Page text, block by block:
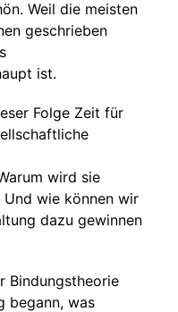
Weil die meisten
geschrieben
ist.
Folge Zeit für
wird sie
wie können wir
dazu gewinnen
Bindungstheorie
begann, was